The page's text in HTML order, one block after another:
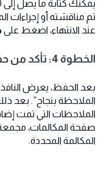
تم مناقشته أو إجراءات
عند الانتهاء، اضغط على
الخطوة 4: تأكد من حفظ الملاحظة
بعد الحفظ، يعرض
الملاحظة بنجاح”. بعد
الملاحظات التي تمت
صفحة المكالمات،
المكالمة المحددة.